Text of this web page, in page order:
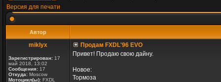
Версия для печати
Автор
miklyx
Зарегистрирован: 17
май 2018, 13:02
Сообщения: 17
Откуда: Moscow
Мотоцикл(ы): FXDL
Продам FXDL'96 EVO
Привет! Продаю свою дайну.
Новое:
Тормоза